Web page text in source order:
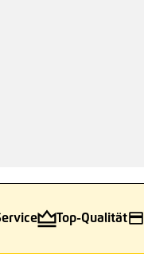
Top-Qualität